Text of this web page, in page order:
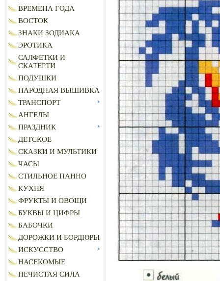
ВРЕМЕНА ГОДА
ВОСТОК
ЗНАКИ ЗОДИАКА
ЭРОТИКА
САЛФЕТКИ И
СКАТЕРТИ
ПОДУШКИ
НАРОДНАЯ ВЫШИВКА
ТРАНСПОРТ
АНГЕЛЫ
ПРАЗДНИК
ДЕТСКОЕ
СКАЗКИ И МУЛЬТИКИ
ЧАСЫ
СТИЛЬНОЕ ПАННО
КУХНЯ
ФРУКТЫ И ОВОЩИ
БУКВЫ И ЦИФРЫ
БАБОЧКИ
ДОРОЖКИ И БОРДЮРЫ
ИСКУССТВО
НАСЕКОМЫЕ
НЕЧИСТАЯ СИЛА